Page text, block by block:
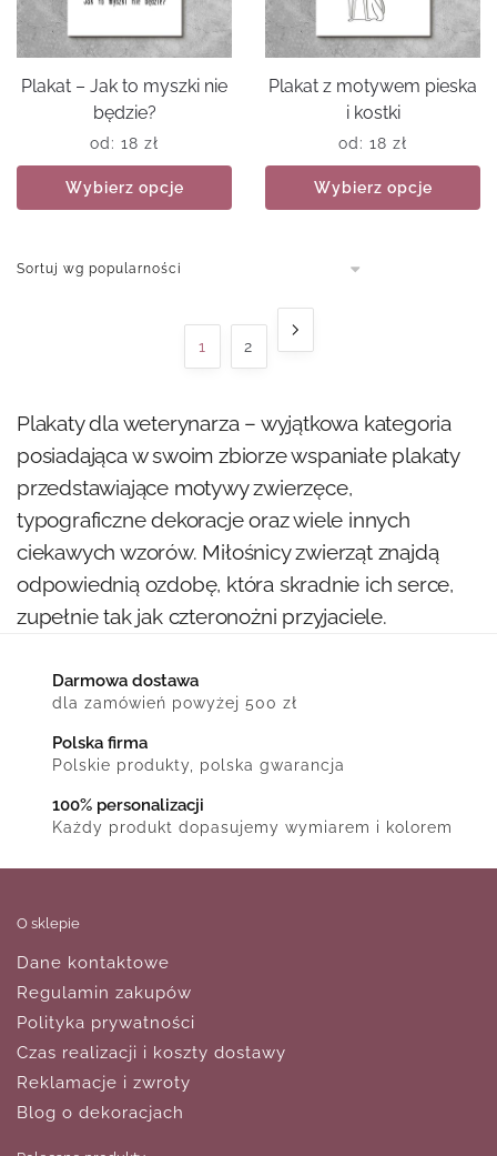
Plakat – Jak to myszki nie
będzie?
od: 18 zł
Wybierz opcje
Plakat z motywem pieska
i kostki
od: 18 zł
Wybierz opcje
1 2
Plakaty dla weterynarza – wyjątkowa kategoria
posiadająca w swoim zbiorze wspaniałe plakaty
przedstawiające motywy zwierzęce,
typograficzne dekoracje oraz wiele innych
ciekawych wzorów. Miłośnicy zwierząt znajdą
odpowiednią ozdobę, która skradnie ich serce,
zupełnie tak jak czteronożni przyjaciele.
Darmowa dostawa
dla zamówień powyżej 500 zł
Polska firma
Polskie produkty, polska gwarancja
100% personalizacji
Każdy produkt dopasujemy wymiarem i kolorem
O sklepie
Dane kontaktowe
Regulamin zakupów
Polityka prywatności
Czas realizacji i koszty dostawy
Reklamacje i zwroty
Blog o dekoracjach